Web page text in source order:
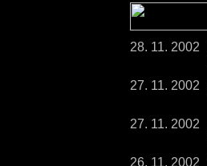
28. 11. 2002
27. 11. 2002
27. 11. 2002
26. 11. 2002